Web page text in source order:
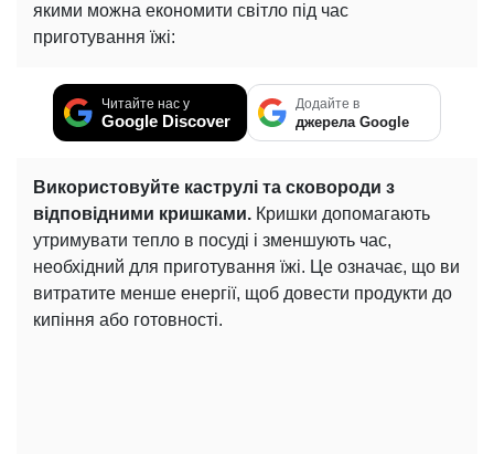
якими можна економити світло під час
приготування їжі:
Читайте нас у
Google Discover
Додайте в
джерела Google
Використовуйте каструлі та сковороди з
відповідними кришками. Кришки допомагають
утримувати тепло в посуді і зменшують час,
необхідний для приготування їжі. Це означає, що ви
витратите менше енергії, щоб довести продукти до
кипіння або готовності.